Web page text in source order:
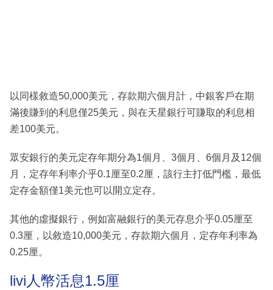
以同樣敘造50,000美元，存款期六個月計，中銀客戶在期
滿後賺到的利息僅25美元，與在天星銀行可賺取的利息相
差100美元。
眾安銀行的美元定存年期分為1個月、3個月、6個月及12個
月，定存年利率介乎0.1厘至0.2厘，該行主打低門檻，最低
定存金額僅1美元也可以開立定存。
其他的虛擬銀行，例如富融銀行的美元存息介乎0.05厘至
0.3厘，以敘造10,000美元，存款期六個月，定存年利率為
0.25厘。
livi人幣活息1.5厘